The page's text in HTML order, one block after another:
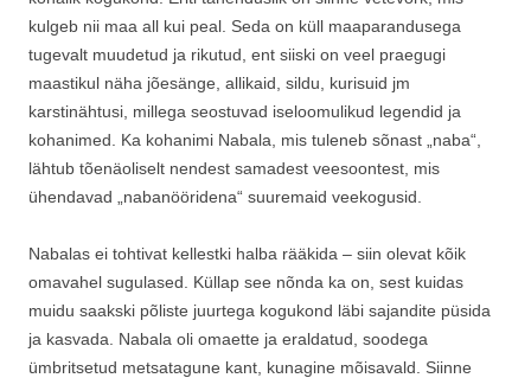
kulgeb nii maa all kui peal. Seda on küll maaparandusega
tugevalt muudetud ja rikutud, ent siiski on veel praegugi
maastikul näha jõesänge, allikaid, sildu, kurisuid jm
karstinähtusi, millega seostuvad iseloomulikud legendid ja
kohanimed. Ka kohanimi Nabala, mis tuleneb sõnast „naba“,
lähtub tõenäoliselt nendest samadest veesoontest, mis
ühendavad „nabanööridena“ suuremaid veekogusid.
Nabalas ei tohtivat kellestki halba rääkida – siin olevat kõik
omavahel sugulased. Küllap see nõnda ka on, sest kuidas
muidu saakski põliste juurtega kogukond läbi sajandite püsida
ja kasvada. Nabala oli omaette ja eraldatud, soodega
ümbritsetud metsatagune kant, kunagine mõisavald. Siinne